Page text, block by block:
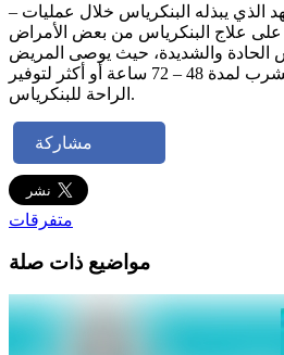
– الصيام يخفف أيضًا من الجهد الذي يبذله البنكرياس خلال عمليات
على علاج البنكرياس من بعض الأمراض
الحادة والشديدة، حيث يوصى المريض
بالامتناع عن الأكل والشرب لمدة 48 – 72 ساعة أو أكثر لتوفير
الراحة للبنكرياس.
مشاركة
متفرقات
مواضيع ذات صلة